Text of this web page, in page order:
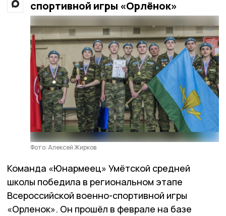
спортивной игры «Орлёнок»
Фото: Алексей Жирков
Команда «Юнармеец» Умётской средней
школы победила в региональном этапе
Всероссийской военно-спортивной игры
«Орленок». Он прошёл в феврале на базе